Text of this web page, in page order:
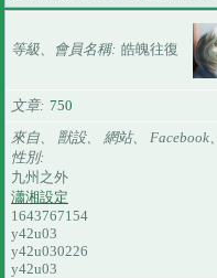
等級、會員名稱 皓魄往復
文章 750
來自、 獸設、 網站、 Facebook
性別
九州之外
瀟湘設定
1643767154
y42u03
y42u030226
y42u03